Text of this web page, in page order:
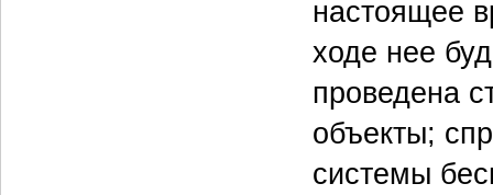
настоящее
ходе нее
проведена
объекты;
системы